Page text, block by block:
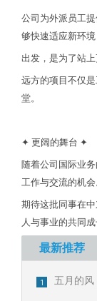
公司为外派员工
够快速适应新环境
出发，是为了站上
远方的项目不仅
堂。
✦ 更阔的舞台 ✦
随着公司国际业
工作与交流的机会
期待这批同事在
人与事业的共同成
最新推荐
1 五月的